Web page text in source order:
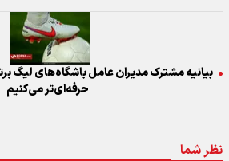
بیانیه مشترک مدیران عامل باشگاه‌های لیگ
حرفه‌ای‌تر می‌کنیم
نظر شما